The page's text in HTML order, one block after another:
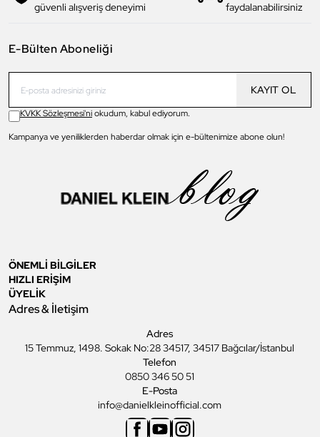
güvenli alışveriş deneyimi
faydalanabilirsiniz
E-Bülten Aboneliği
KAYIT OL
KVKK Sözleşmesi'niokudum, kabul ediyorum.
Kampanya ve yeniliklerden haberdar olmak için e-bültenimize abone olun!
ÖNEMLİ BİLGİLER
HIZLI ERİŞİM
ÜYELİK
Adres & İletişim
Adres
15 Temmuz, 1498. Sokak No:28 34517, 34517 Bağcılar/İstanbul
Telefon
0850 346 50 51
E-Posta
info@danielkleinofficial.com